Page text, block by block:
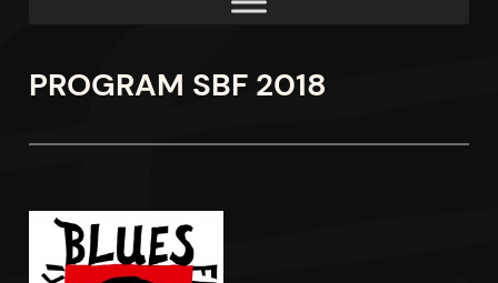
PROGRAM SBF 2018